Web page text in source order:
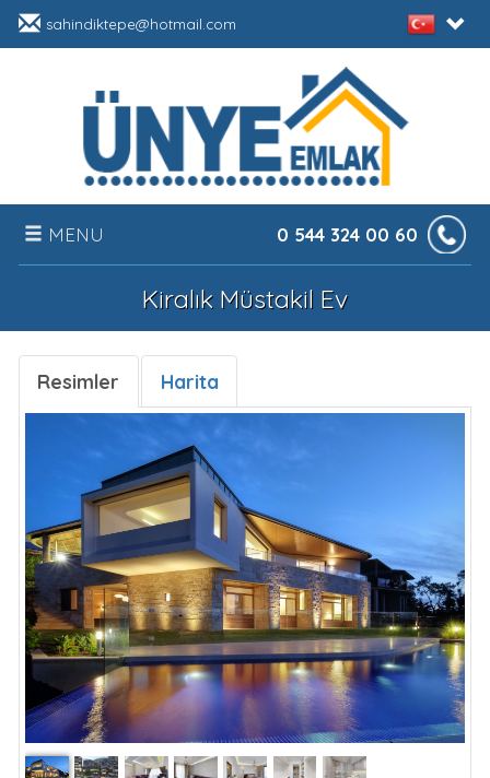
sahindiktepe@hotmail.com
ANASAYFA
SATILIK
İLETİŞİM
Kiralık Müstakil Ev
BU İLANI PAYLAŞ